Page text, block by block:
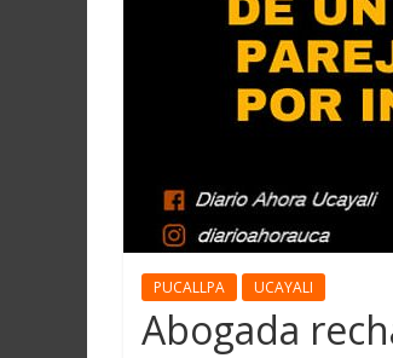
PUCALLPA UCAYALI
Abogada